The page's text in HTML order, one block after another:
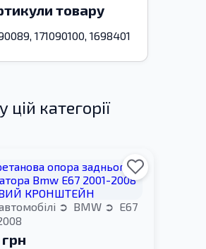
товару
171090100, 1698401
цій категорії
BMW
E67